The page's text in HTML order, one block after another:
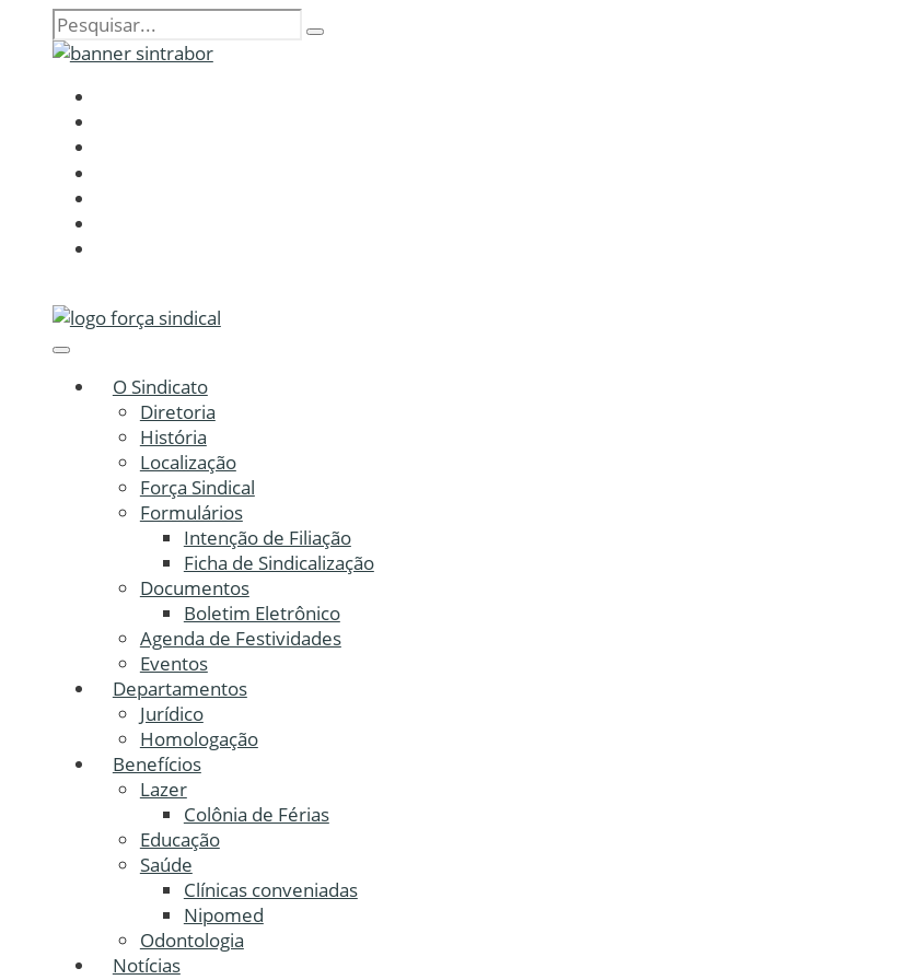
O Sindicato
Diretoria
História
Localização
Força Sindical
Formulários
Intenção de Filiação
Ficha de Sindicalização
Documentos
Boletim Eletrônico
Agenda de Festividades
Eventos
Departamentos
Jurídico
Homologação
Benefícios
Lazer
Colônia de Férias
Educação
Saúde
Clínicas conveniadas
Nipomed
Odontologia
Notícias